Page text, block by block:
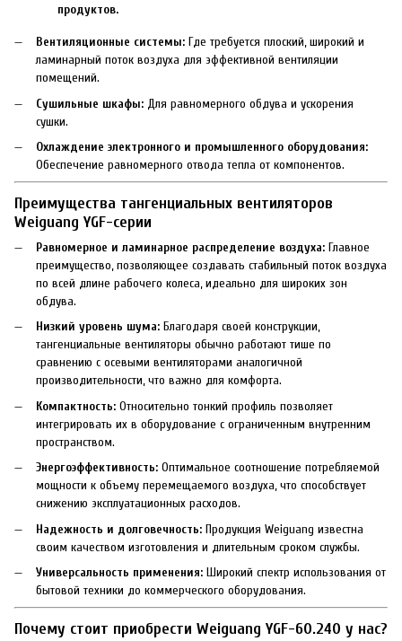
продуктов.
Вентиляционные системы: Где требуется плоский, широкий и
ламинарный поток воздуха для эффективной вентиляции
помещений.
Сушильные шкафы: Для равномерного обдува и ускорения
сушки.
Охлаждение электронного и промышленного оборудования:
Обеспечение равномерного отвода тепла от компонентов.
Преимущества тангенциальных вентиляторов
Weiguang YGF-серии
Равномерное и ламинарное распределение воздуха: Главное
преимущество, позволяющее создавать стабильный поток воздуха
по всей длине рабочего колеса, идеально для широких зон
обдува.
Низкий уровень шума: Благодаря своей конструкции,
тангенциальные вентиляторы обычно работают тише по
сравнению с осевыми вентиляторами аналогичной
производительности, что важно для комфорта.
Компактность: Относительно тонкий профиль позволяет
интегрировать их в оборудование с ограниченным внутренним
пространством.
Энергоэффективность: Оптимальное соотношение потребляемой
мощности к объему перемещаемого воздуха, что способствует
снижению эксплуатационных расходов.
Надежность и долговечность: Продукция Weiguang известна
своим качеством изготовления и длительным сроком службы.
Универсальность применения: Широкий спектр использования от
бытовой техники до коммерческого оборудования.
Почему стоит приобрести Weiguang YGF-60.240 у нас?